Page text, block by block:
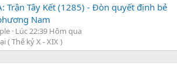
Trận Tây Kết (1285) - Đòn quyết định bẻ
Nam
Lúc 22:39 Hôm qua
( Thế kỷ X - XIX )